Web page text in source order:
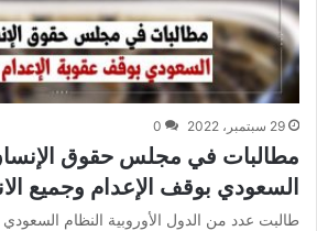
29 سبتمبر، 2022 0
مطالبات في مجلس حقوق
السعودي بوقف الإعدام وجميع
طالبت عدد من الدول الأوروبية النظام